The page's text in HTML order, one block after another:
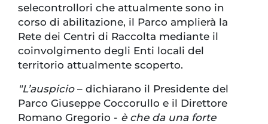
selecontrollori che attualmente sono in
corso di abilitazione, il Parco amplierà la
Rete dei Centri di Raccolta mediante il
coinvolgimento degli Enti locali del
territorio attualmente scoperto.
"L’auspicio– dichiarano il Presidente del
Parco Giuseppe Coccorullo e il Direttore
Romano Gregorio - è che da una forte